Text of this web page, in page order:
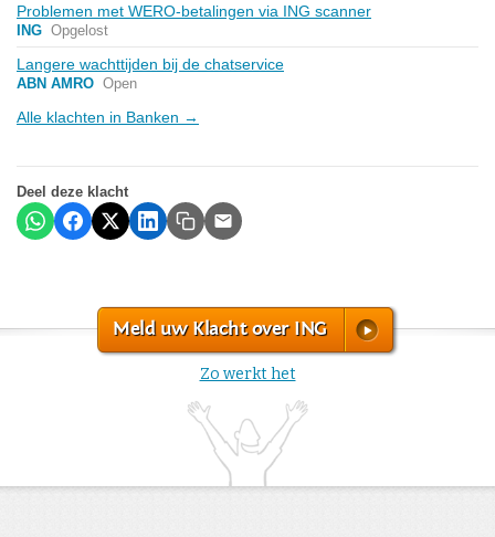
Problemen met WERO-betalingen via ING scanner
ING Opgelost
Langere wachttijden bij de chatservice
ABN AMRO Open
Alle klachten in Banken →
Deel deze klacht
Meld uw Klacht over ING
Zo werkt het